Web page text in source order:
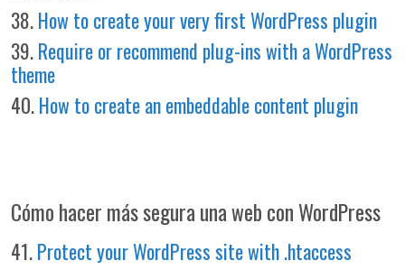
38.How to create your very first WordPress plugin
39.Require or recommend plug-ins with a WordPress
theme
40.How to create an embeddable content plugin
Cómo hacer más segura una web con WordPress
41.Protect your WordPress site with .htaccess